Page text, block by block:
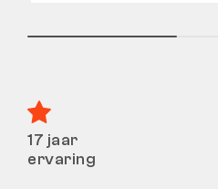
17 jaar
ervaring